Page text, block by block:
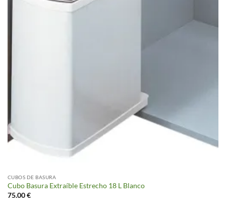
CUBOS DE BASURA
Cubo Basura Extraíble Estrecho 18 L Blanco
75.00€